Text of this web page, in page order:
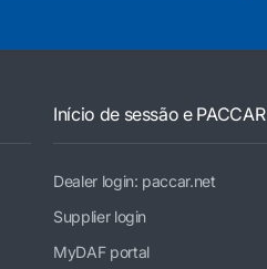
Início de sessão e PACCAR
Dealer login: paccar.net
Supplier login
MyDAF portal